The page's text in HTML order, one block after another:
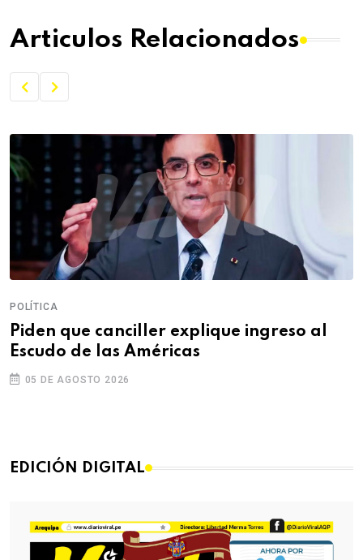
Articulos Relacionados
POLÍTICA
Piden que canciller explique ingreso al
Escudo de las Américas
05 DE AGOSTO 2026
EDICIÓN DIGITAL